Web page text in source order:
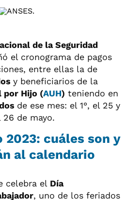
de la Seguridad
el cronograma de pagos
entre ellas la de
y beneficiarios de la
por Hijo (AUH) teniendo en
de ese mes: el 1°, el 25 y
de mayo.
2023: cuáles son y
al calendario
celebra el Día
, uno de los feriados